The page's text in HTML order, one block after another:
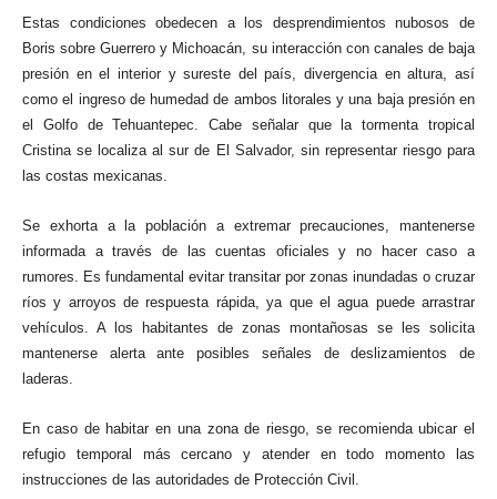
Estas condiciones obedecen a los desprendimientos nubosos de
Boris sobre Guerrero y Michoacán, su interacción con canales de baja
presión en el interior y sureste del país, divergencia en altura, así
como el ingreso de humedad de ambos litorales y una baja presión en
el Golfo de Tehuantepec. Cabe señalar que la tormenta tropical
Cristina se localiza al sur de El Salvador, sin representar riesgo para
las costas mexicanas.
Se exhorta a la población a extremar precauciones, mantenerse
informada a través de las cuentas oficiales y no hacer caso a
rumores. Es fundamental evitar transitar por zonas inundadas o cruzar
ríos y arroyos de respuesta rápida, ya que el agua puede arrastrar
vehículos. A los habitantes de zonas montañosas se les solicita
mantenerse alerta ante posibles señales de deslizamientos de
laderas.
En caso de habitar en una zona de riesgo, se recomienda ubicar el
refugio temporal más cercano y atender en todo momento las
instrucciones de las autoridades de Protección Civil.